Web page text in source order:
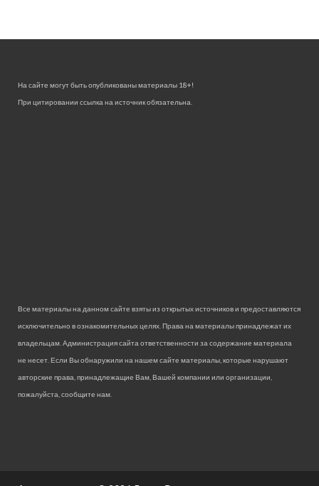
На сайте могут быть опубликованы материалы 18+!
При цитировании ссылка на источник обязательна.
Все материалы на данном сайте взяты из открытых источников и предоставляются
исключительно в ознакомительных целях. Права на материалы принадлежат их
владельцам. Администрация сайта ответственности за содержание материала
не несет. Если Вы обнаружили на нашем сайте материалы, которые нарушают
авторские права, принадлежащие Вам, Вашей компании или организации,
пожалуйста, сообщите нам.